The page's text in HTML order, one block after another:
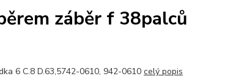
záběr f 38palců
6 C.8 D.63,5742-0610, 942-0610 celý popis